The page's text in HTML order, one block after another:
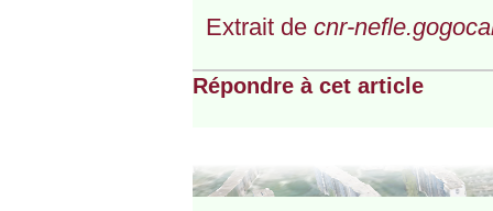
Extrait de cnr-
Répondre à cet article